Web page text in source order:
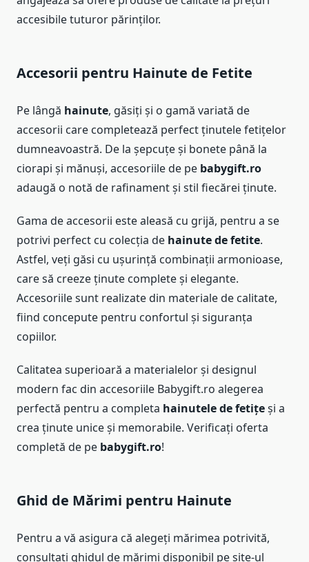
accesibile tuturor părinților.
Accesorii pentru Hainute de Fetite
Pe lângă hainute, găsiți și o gamă variată de
accesorii care completează perfect ținutele fetițelor
dumneavoastră. De la șepcuțe și bonete până la
ciorapi și mănuși, accesoriile de pe babygift.ro
adaugă o notă de rafinament și stil fiecărei ținute.
Gama de accesorii este aleasă cu grijă, pentru a se
potrivi perfect cu colecția de hainute de fetite.
Astfel, veți găsi cu ușurință combinații armonioase,
care să creeze ținute complete și elegante.
Accesoriile sunt realizate din materiale de calitate,
fiind concepute pentru confortul și siguranța
copiilor.
Calitatea superioară a materialelor și designul
modern fac din accesoriile Babygift.ro alegerea
perfectă pentru a completa hainutele de fetițeși a
crea ținute unice și memorabile. Verificați oferta
completă de pe babygift.ro!
Ghid de Mărimi pentru Hainute
Pentru a vă asigura că alegeți mărimea potrivită,
consultați ghidul de mărimi disponibil pe site-ul